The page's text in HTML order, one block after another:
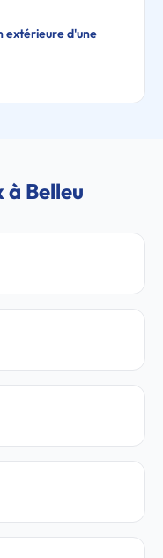
extérieure d'une
à Belleu